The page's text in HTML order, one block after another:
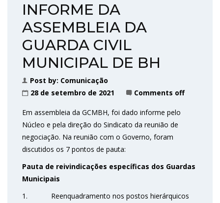
INFORME DA
ASSEMBLEIA DA
GUARDA CIVIL
MUNICIPAL DE BH
Post by: Comunicação
28 de setembro de 2021
Comments off
Em assembleia da GCMBH, foi dado informe pelo
Núcleo e pela direção do Sindicato da reunião de
negociação. Na reunião com o Governo, foram
discutidos os 7 pontos de pauta:
Pauta de reivindicações específicas dos Guardas
Municipais
1. Reenquadramento nos postos hierárquicos